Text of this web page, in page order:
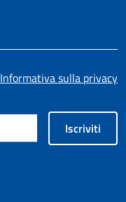
Informativa sulla privacy
Iscriviti